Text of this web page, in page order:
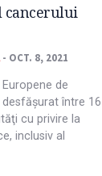
cancerului
- OCT. 8, 2021
de
desfășurat între 16
cu privire la
inclusiv al